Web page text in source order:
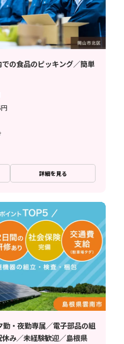
での食品のピッキング／簡単
詳細を見る
・夜勤専属／電子部品の組
み／未経験歓迎／島根県